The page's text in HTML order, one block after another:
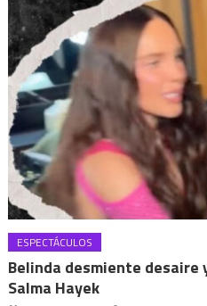
ESPECTÁCULOS
Belinda desmiente desaire
Salma Hayek